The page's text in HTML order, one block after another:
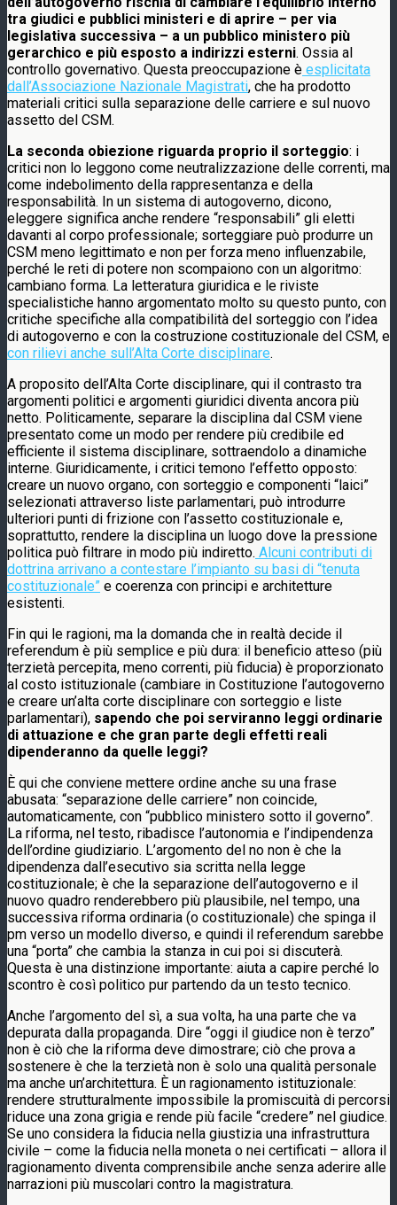
tra giudici e pubblici ministeri e di aprire – per via
legislativa successiva – a un pubblico ministero più
gerarchico e più esposto a indirizzi esterni. Ossia al
controllo governativo. Questa preoccupazione è esplicitata
dall’Associazione Nazionale Magistrati, che ha prodotto
materiali critici sulla separazione delle carriere e sul nuovo
assetto del CSM.
La seconda obiezione riguarda proprio il sorteggio: i
critici non lo leggono come neutralizzazione delle correnti, ma
come indebolimento della rappresentanza e della
responsabilità. In un sistema di autogoverno, dicono,
eleggere significa anche rendere “responsabili” gli eletti
davanti al corpo professionale; sorteggiare può produrre un
CSM meno legittimato e non per forza meno influenzabile,
perché le reti di potere non scompaiono con un algoritmo:
cambiano forma. La letteratura giuridica e le riviste
specialistiche hanno argomentato molto su questo punto, con
critiche specifiche alla compatibilità del sorteggio con l’idea
di autogoverno e con la costruzione costituzionale del CSM, e
con rilievi anche sull’Alta Corte disciplinare.
A proposito dell’Alta Corte disciplinare, qui il contrasto tra
argomenti politici e argomenti giuridici diventa ancora più
netto. Politicamente, separare la disciplina dal CSM viene
presentato come un modo per rendere più credibile ed
efficiente il sistema disciplinare, sottraendolo a dinamiche
interne. Giuridicamente, i critici temono l’effetto opposto:
creare un nuovo organo, con sorteggio e componenti “laici”
selezionati attraverso liste parlamentari, può introdurre
ulteriori punti di frizione con l’assetto costituzionale e,
soprattutto, rendere la disciplina un luogo dove la pressione
politica può filtrare in modo più indiretto. Alcuni contributi di
dottrina arrivano a contestare l’impianto su basi di “tenuta
costituzionale” e coerenza con principi e architetture
esistenti.
Fin qui le ragioni, ma la domanda che in realtà decide il
referendum è più semplice e più dura: il beneficio atteso (più
terzietà percepita, meno correnti, più fiducia) è proporzionato
al costo istituzionale (cambiare in Costituzione l’autogoverno
e creare un’alta corte disciplinare con sorteggio e liste
parlamentari), sapendo che poi serviranno leggi ordinarie
di attuazione e che gran parte degli effetti reali
dipenderanno da quelle leggi?
È qui che conviene mettere ordine anche su una frase
abusata: “separazione delle carriere” non coincide,
automaticamente, con “pubblico ministero sotto il governo”.
La riforma, nel testo, ribadisce l’autonomia e l’indipendenza
dell’ordine giudiziario. L’argomento del no non è che la
dipendenza dall’esecutivo sia scritta nella legge
costituzionale; è che la separazione dell’autogoverno e il
nuovo quadro renderebbero più plausibile, nel tempo, una
successiva riforma ordinaria (o costituzionale) che spinga il
pm verso un modello diverso, e quindi il referendum sarebbe
una “porta” che cambia la stanza in cui poi si discuterà.
Questa è una distinzione importante: aiuta a capire perché lo
scontro è così politico pur partendo da un testo tecnico.
Anche l’argomento del sì, a sua volta, ha una parte che va
depurata dalla propaganda. Dire “oggi il giudice non è terzo”
non è ciò che la riforma deve dimostrare; ciò che prova a
sostenere è che la terzietà non è solo una qualità personale
ma anche un’architettura. È un ragionamento istituzionale:
rendere strutturalmente impossibile la promiscuità di percorsi
riduce una zona grigia e rende più facile “credere” nel giudice.
Se uno considera la fiducia nella giustizia una infrastruttura
civile – come la fiducia nella moneta o nei certificati – allora il
ragionamento diventa comprensibile anche senza aderire alle
narrazioni più muscolari contro la magistratura.